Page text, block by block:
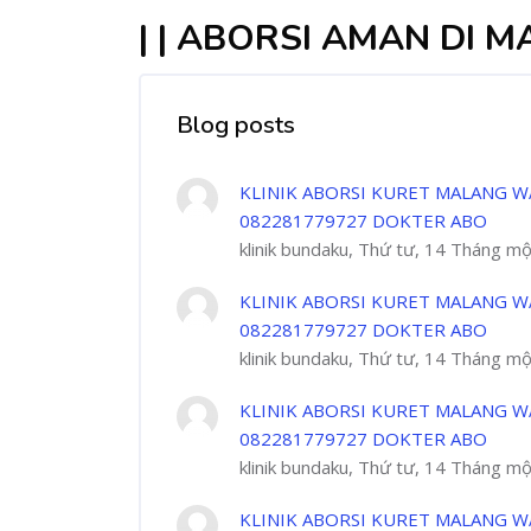
| | ABORSI AMAN DI
Blog posts
KLINIK ABORSI KURET MALANG
082281779727 DOKTER ABO
klinik bundaku, Thứ tư, 14 Tháng
KLINIK ABORSI KURET MALANG
082281779727 DOKTER ABO
klinik bundaku, Thứ tư, 14 Tháng
KLINIK ABORSI KURET MALANG
082281779727 DOKTER ABO
klinik bundaku, Thứ tư, 14 Tháng
KLINIK ABORSI KURET MALANG